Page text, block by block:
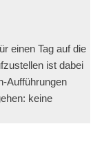
einen Tag auf die
ist dabei
Aufführungen
keine